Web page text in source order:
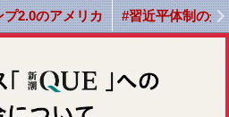
プ2.0のアメリカ #習近平体制の光